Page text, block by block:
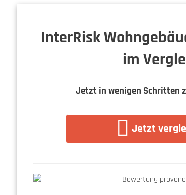
InterRisk
im
Jetzt in wenigen Schritten
Jetzt